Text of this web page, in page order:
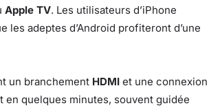
Apple TV. Les utilisateurs d’iPhone
les adeptes d’Android profiteront d’une
un branchement HDMI et une connexion
quelques minutes, souvent guidée